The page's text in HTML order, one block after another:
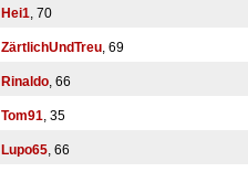
Hei1, 70
ZärtlichUndTreu, 69
Rinaldo, 66
Tom91, 35
Lupo65, 66